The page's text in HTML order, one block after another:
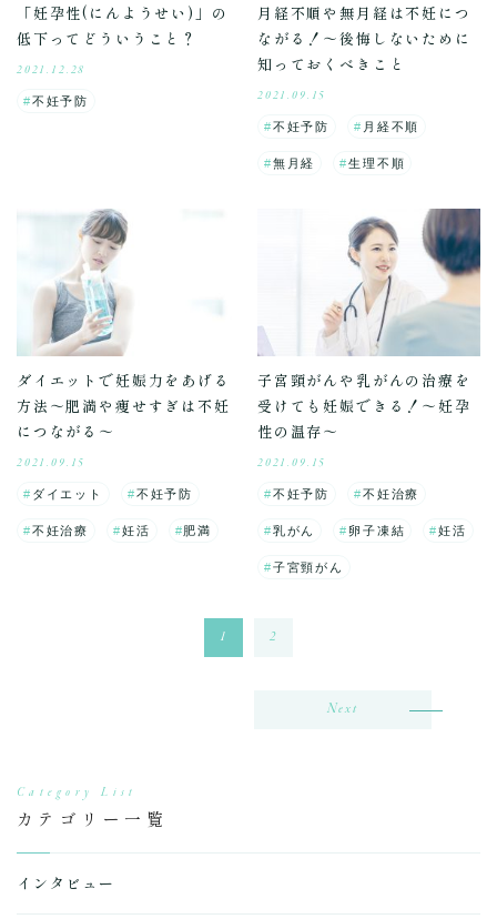
「妊孕性(にんようせい)」の
低下ってどういうこと？
2021.12.28
不妊予防
月経不順や無月経は不妊につ
ながる！～後悔しないために
知っておくべきこと
2021.09.15
不妊予防 月経不順
無月経 生理不順
ダイエットで妊娠力をあげる
方法～肥満や痩せすぎは不妊
につながる～
2021.09.15
ダイエット 不妊予防
不妊治療 妊活 肥満
子宮頸がんや乳がんの治療を
受けても妊娠できる！～妊孕
性の温存～
2021.09.15
不妊予防 不妊治療
乳がん 卵子凍結 妊活
子宮頸がん
1 2
Next
Category List
カテゴリー一覧
インタビュー